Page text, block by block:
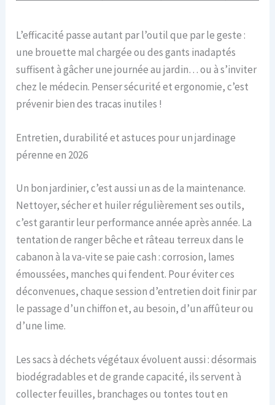
L’efficacité passe autant par l’outil que par le geste :
une brouette mal chargée ou des gants inadaptés
suffisent à gâcher une journée au jardin… ou à s’inviter
chez le médecin. Penser sécurité et ergonomie, c’est
prévenir bien des tracas inutiles !
Entretien, durabilité et astuces pour un jardinage
pérenne en 2026
Un bon jardinier, c’est aussi un as de la maintenance.
Nettoyer, sécher et huiler régulièrement ses outils,
c’est garantir leur performance année après année. La
tentation de ranger bêche et râteau terreux dans le
cabanon à la va-vite se paie cash : corrosion, lames
émoussées, manches qui fendent. Pour éviter ces
déconvenues, chaque session d’entretien doit finir par
le passage d’un chiffon et, au besoin, d’un affûteur ou
d’une lime.
Les sacs à déchets végétaux évoluent aussi : désormais
biodégradables et de grande capacité, ils servent à
collecter feuilles, branchages ou tontes tout en